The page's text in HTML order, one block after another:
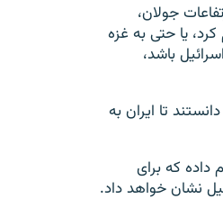
جولان،
به خاک خود منضم کرد، یا حتی به غزه
باشد،
تا ایران به
داده که برای
نشان خواهد داد.